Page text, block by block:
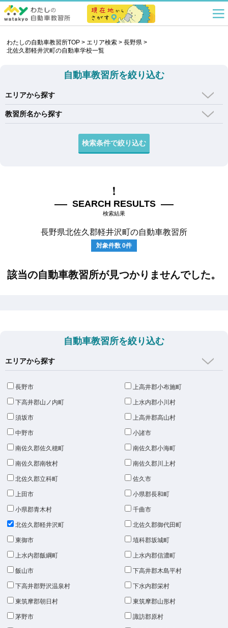
わたしの自動車教習所TOP >エリア検索 >長野県 >
北佐久郡軽井沢町の自動車学校一覧
自動車教習所を絞り込む
エリアから探す
教習所名から探す
SEARCH RESULTS
検索結果
長野県北佐久郡軽井沢町の自動車教習所
対象件数 0件
該当の自動車教習所が見つかりませんでした。
自動車教習所を絞り込む
エリアから探す
長野市 上高井郡小布施町
下高井郡山ノ内町 上水内郡小川村
須坂市 上高井郡高山村
中野市 小諸市
南佐久郡佐久穂町 南佐久郡小海町
南佐久郡南牧村 南佐久郡川上村
北佐久郡立科町 佐久市
上田市 小県郡長和町
小県郡青木村 千曲市
北佐久郡軽井沢町 北佐久郡御代田町
東御市 埴科郡坂城町
上水内郡飯綱町 上水内郡信濃町
飯山市 下高井郡木島平村
下高井郡野沢温泉村 下水内郡栄村
東筑摩郡朝日村 東筑摩郡山形村
茅野市 諏訪郡原村